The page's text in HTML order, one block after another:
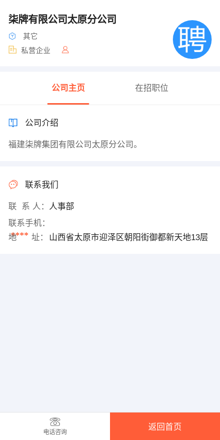
柒牌有限公司太原分公司
其它
私营企业
公司主页 在招职位
公司介绍
福建柒牌集团有限公司太原分公司。
联系我们
联 系 人： 人事部
联系手机：
****
地 址： 山西省太原市迎泽区朝阳街御都新天地13层
电话咨询
返回首页